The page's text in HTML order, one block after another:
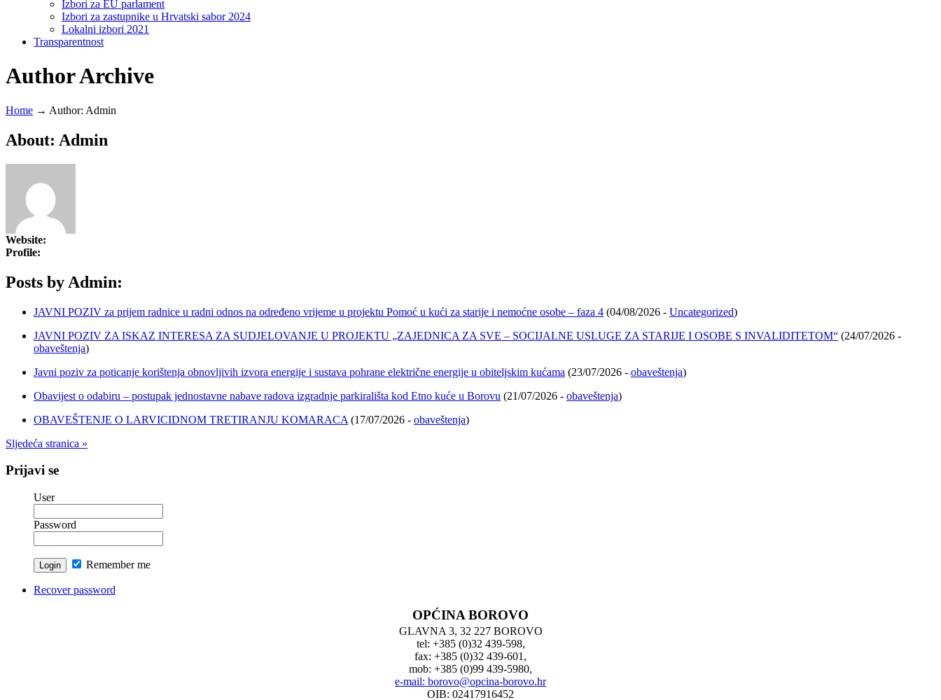
Izbori za EU parlament
Izbori za zastupnike u Hrvatski sabor 2024
Lokalni izbori 2021
Transparentnost
Author Archive
Home → Author: Admin
About: Admin
Website:
Profile:
Posts by Admin:
JAVNI POZIV za prijem radnice u radni odnos na određeno vrijeme u projektu Pomoć u kući za starije i nemoćne osobe – faza 4 (04/08/2026 - Uncategorized)
JAVNI POZIV ZA ISKAZ INTERESA ZA SUDJELOVANJE U PROJEKTU „ZAJEDNICA ZA SVE – SOCIJALNE USLUGE ZA STARIJE I OSOBE S INVALIDITETOM“ (24/07/2026 -
obaveštenja)
Javni poziv za poticanje korištenja obnovljivih izvora energije i sustava pohrane električne energije u obiteljskim kućama (23/07/2026 - obaveštenja)
Obavijest o odabiru – postupak jednostavne nabave radova izgradnje parkirališta kod Etno kuće u Borovu (21/07/2026 - obaveštenja)
OBAVEŠTENJE O LARVICIDNOM TRETIRANJU KOMARACA (17/07/2026 - obaveštenja)
Sljedeća stranica »
Prijavi se
User
Password
Remember me
Recover password
OPĆINA BOROVO
GLAVNA 3, 32 227 BOROVO
tel: +385 (0)32 439-598,
fax: +385 (0)32 439-601,
mob: +385 (0)99 439-5980,
e-mail: borovo@opcina-borovo.hr
OIB: 02417916452